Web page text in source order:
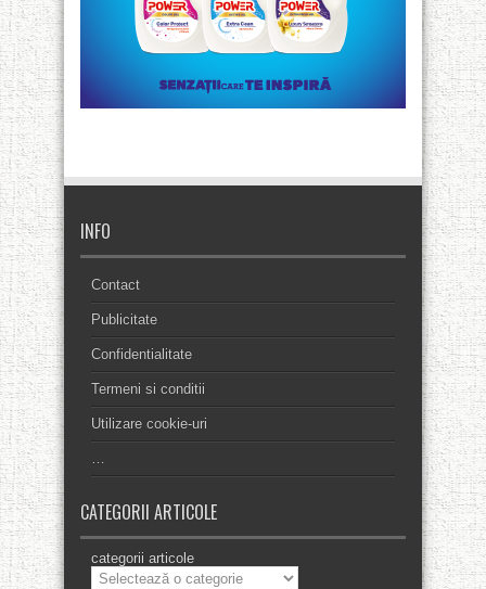
INFO
Contact
Publicitate
Confidentialitate
Termeni si conditii
Utilizare cookie-uri
CATEGORII ARTICOLE
categorii articole